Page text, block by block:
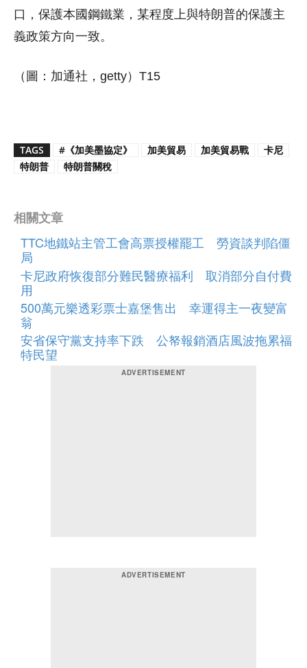
口，保護本國鋼鐵業，某程度上與特朗普的保護主
義政策方向一致。
（圖：加通社，getty）T15
TAGS #《加美墨協定》 加美貿易 加美貿易戰
卡尼
特朗普
特朗普關稅
相關文章
TTC地鐵站主管工會高票授權罷工 勞資談判陷僵
局
卡尼政府恢復部分難民醫療福利 取消部分自付費
用
500萬元樂透彩票士嘉堡售出 幸運得主一夜變富
翁
安省保守黨支持率下跌 公帑報銷酒店風波拖累福
特民望